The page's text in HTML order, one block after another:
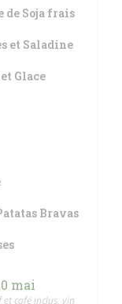
de Soja frais
et Saladine
Glace
Bravas
mai
café inclus, vin